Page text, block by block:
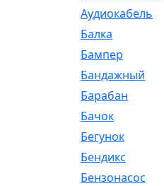
Аудиокабель
Балка
Бампер
Бандажный
Барабан
Бачок
Бегунок
Бендикс
Бензонасос